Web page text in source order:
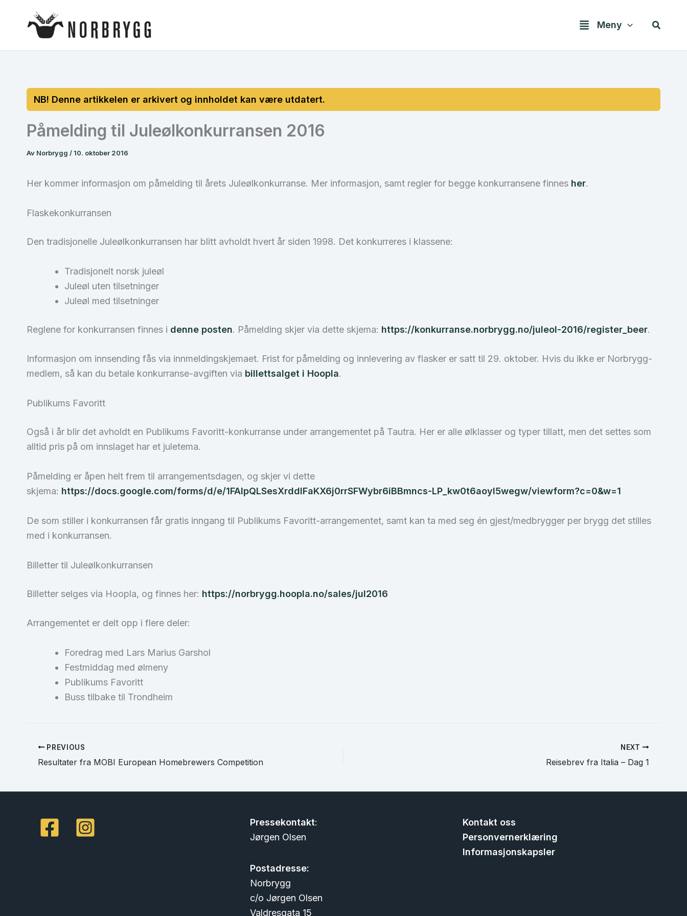
Meny Søk
Påmelding til Juleølkonkurransen 2016
Av Norbrygg /10. oktober 2016
Her kommer informasjon om påmelding til årets Juleølkonkurranse. Mer informasjon, samt regler for begge konkurransene finnes her.
Flaskekonkurransen
Den tradisjonelle Juleølkonkurransen har blitt avholdt hvert år siden 1998. Det konkurreres i klassene:
Tradisjonelt norsk juleøl
Juleøl uten tilsetninger
Juleøl med tilsetninger
Reglene for konkurransen finnes i denne posten. Påmelding skjer via dette skjema: https://konkurranse.norbrygg.no/juleol-2016/register_beer.
Informasjon om innsending fås via innmeldingskjemaet. Frist for påmelding og innlevering av flasker er satt til 29. oktober. Hvis du ikke er Norbrygg-
medlem, så kan du betale konkurranse-avgiften via billettsalget i Hoopla.
Publikums Favoritt
Også i år blir det avholdt en Publikums Favoritt-konkurranse under arrangementet på Tautra. Her er alle ølklasser og typer tillatt, men det settes som
alltid pris på om innslaget har et juletema.
Påmelding er åpen helt frem til arrangementsdagen, og skjer vi dette
skjema: https://docs.google.com/forms/d/e/1FAIpQLSesXrddlFaKX6j0rrSFWybr6iBBmncs-LP_kw0t6aoyl5wegw/viewform?c=0&w=1
De som stiller i konkurransen får gratis inngang til Publikums Favoritt-arrangementet, samt kan ta med seg én gjest/medbrygger per brygg det stilles
med i konkurransen.
Billetter til Juleølkonkurransen
Billetter selges via Hoopla, og finnes her: https://norbrygg.hoopla.no/sales/jul2016
Arrangementet er delt opp i flere deler:
Foredrag med Lars Marius Garshol
Festmiddag med ølmeny
Publikums Favoritt
Buss tilbake til Trondheim
PREVIOUS
Resultater fra MOBI European Homebrewers Competition
NEXT
Reisebrev fra Italia – Dag 1
Pressekontakt:
Jørgen Olsen
Postadresse:
Norbrygg
c/o Jørgen Olsen
Valdresgata 15
Kontakt oss
Personvernerklæring
Informasjonskapsler